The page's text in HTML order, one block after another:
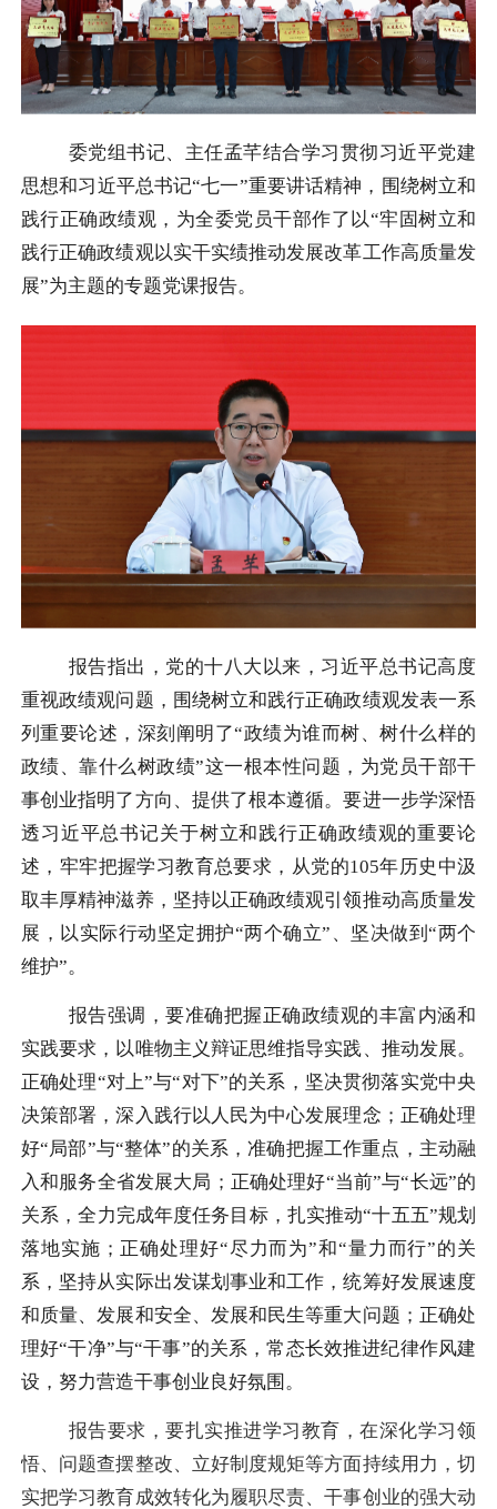
委党组书记、主任孟芊结合学习贯彻习近平党建
思想和习近平总书记“七一”重要讲话精神，围绕树立和
践行正确政绩观，为全委党员干部作了以“牢固树立和
践行正确政绩观以实干实绩推动发展改革工作高质量发
展”为主题的专题党课报告。
报告指出，党的十八大以来，习近平总书记高度
重视政绩观问题，围绕树立和践行正确政绩观发表一系
列重要论述，深刻阐明了“政绩为谁而树、树什么样的
政绩、靠什么树政绩”这一根本性问题，为党员干部干
事创业指明了方向、提供了根本遵循。要进一步学深悟
透习近平总书记关于树立和践行正确政绩观的重要论
述，牢牢把握学习教育总要求，从党的105年历史中汲
取丰厚精神滋养，坚持以正确政绩观引领推动高质量发
展，以实际行动坚定拥护“两个确立”、坚决做到“两个
维护”。
报告强调，要准确把握正确政绩观的丰富内涵和
实践要求，以唯物主义辩证思维指导实践、推动发展。
正确处理“对上”与“对下”的关系，坚决贯彻落实党中央
决策部署，深入践行以人民为中心发展理念；正确处理
好“局部”与“整体”的关系，准确把握工作重点，主动融
入和服务全省发展大局；正确处理好“当前”与“长远”的
关系，全力完成年度任务目标，扎实推动“十五五”规划
落地实施；正确处理好“尽力而为”和“量力而行”的关
系，坚持从实际出发谋划事业和工作，统筹好发展速度
和质量、发展和安全、发展和民生等重大问题；正确处
理好“干净”与“干事”的关系，常态长效推进纪律作风建
设，努力营造干事创业良好氛围。
报告要求，要扎实推进学习教育，在深化学习领
悟、问题查摆整改、立好制度规矩等方面持续用力，切
实把学习教育成效转化为履职尽责、干事创业的强大动